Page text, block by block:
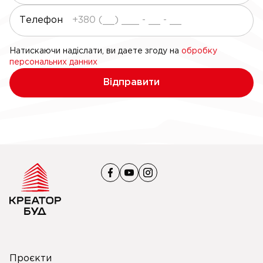
Телефон
Натискаючи надіслати, ви даете згоду на обробку
персональних данних
Відправити
Проєкти